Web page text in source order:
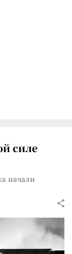
силе
начали